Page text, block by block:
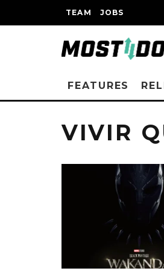
TEAM JOBS
FEATURES
VIVIR